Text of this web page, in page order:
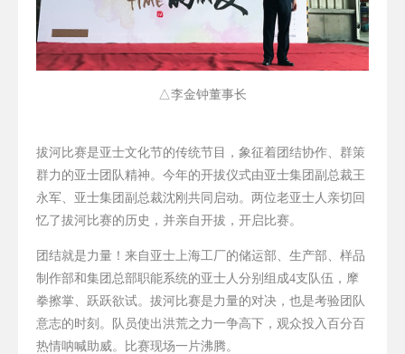
△李金钟董事长
拔河比赛是亚士文化节的传统节目，象征着团结协作、群策
群力的亚士团队精神。今年的开拔仪式由亚士集团副总裁王
永军、亚士集团副总裁沈刚共同启动。两位老亚士人亲切回
忆了拔河比赛的历史，并亲自开拔，开启比赛。
团结就是力量！来自亚士上海工厂的储运部、生产部、样品
制作部和集团总部职能系统的亚士人分别组成4支队伍，摩
拳擦掌、跃跃欲试。拔河比赛是力量的对决，也是考验团队
意志的时刻。队员使出洪荒之力一争高下，观众投入百分百
热情呐喊助威。比赛现场一片沸腾。